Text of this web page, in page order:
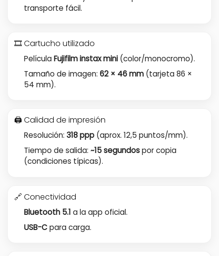
transporte fácil.
🎞️ Cartucho utilizado
PelículaFujifilm instax mini(color/monocromo).
Tamaño de imagen: 62 × 46 mm(tarjeta 86 ×
54 mm).
🖨️ Calidad de impresión
Resolución: 318 ppp(aprox. 12,5 puntos/mm).
Tiempo de salida: ~15 segundospor copia
(condiciones típicas).
🔗 Conectividad
Bluetooth 5.1 a la app oficial.
USB-Cpara carga.